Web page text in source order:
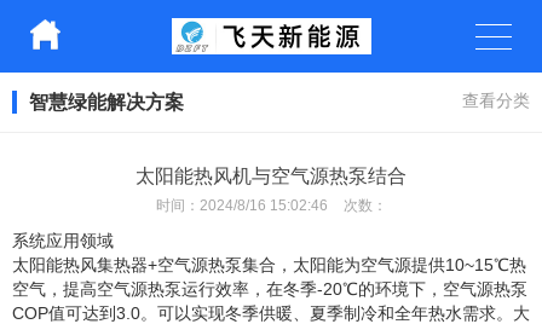
智慧绿能解决方案 查看分类
太阳能热风机与空气源热泵结合
时间： 2024/8/16 15:02:46 次数：
系统应用领域
太阳能热风集热器+空气源热泵集合，太阳能为空气源提供10~15℃热
空气，提高空气源热泵运行效率，在冬季-20℃的环境下，空气源热泵
COP值可达到3.0。可以实现冬季供暖、夏季制冷和全年热水需求。大